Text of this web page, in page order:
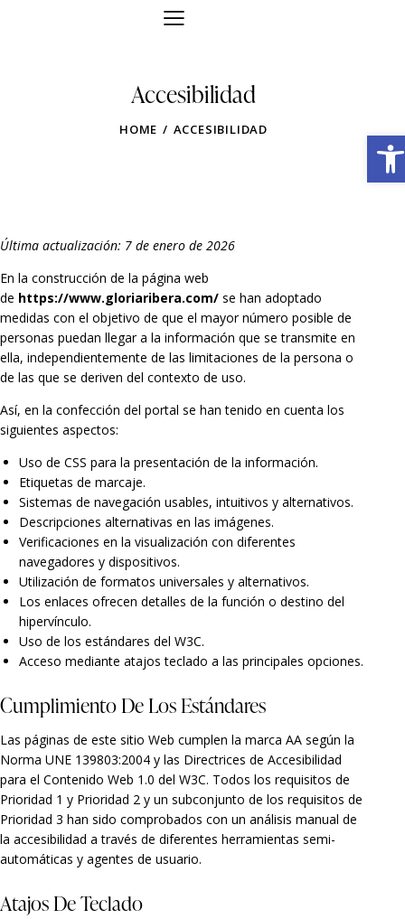
Obre la barra d'eines
Accesibilidad
HOME ACCESIBILIDAD
Última actualización: 7 de enero de 2026
En la construcción de la página web
de https://www.gloriaribera.com/ se han adoptado
medidas con el objetivo de que el mayor número posible de
personas puedan llegar a la información que se transmite en
ella, independientemente de las limitaciones de la persona o
de las que se deriven del contexto de uso.
Así, en la confección del portal se han tenido en cuenta los
siguientes aspectos:
Uso de CSS para la presentación de la información.
Etiquetas de marcaje.
Sistemas de navegación usables, intuitivos y alternativos.
Descripciones alternativas en las imágenes.
Verificaciones en la visualización con diferentes
navegadores y dispositivos.
Utilización de formatos universales y alternativos.
Los enlaces ofrecen detalles de la función o destino del
hipervínculo.
Uso de los estándares del W3C.
Acceso mediante atajos teclado a las principales opciones.
Cumplimiento De Los Estándares
Las páginas de este sitio Web cumplen la marca AA según la
Norma UNE 139803:2004 y las Directrices de Accesibilidad
para el Contenido Web 1.0 del W3C. Todos los requisitos de
Prioridad 1 y Prioridad 2 y un subconjunto de los requisitos de
Prioridad 3 han sido comprobados con un análisis manual de
la accesibilidad a través de diferentes herramientas semi-
automáticas y agentes de usuario.
Atajos De Teclado